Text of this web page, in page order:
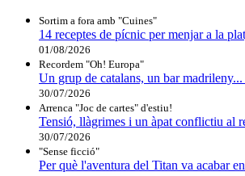
Sortim a fora amb "Cuines"
14 receptes de pícnic per menjar a la
01/08/2026
Recordem "Oh! Europa"
Un grup de catalans, un bar
30/07/2026
Arrenca "Joc de cartes" d'estiu!
Tensió, llàgrimes i un àpat conflictiu al
30/07/2026
"Sense ficció"
Per què l'aventura del Titan va acabar